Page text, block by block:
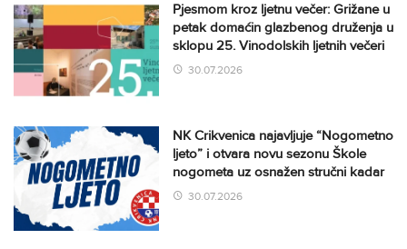
Pjesmom kroz ljetnu večer: Grižane u
petak domaćin glazbenog druženja u
sklopu 25. Vinodolskih ljetnih večeri
30.07.2026
NK Crikvenica najavljuje “Nogometno
ljeto” i otvara novu sezonu Škole
nogometa uz osnažen stručni kadar
30.07.2026